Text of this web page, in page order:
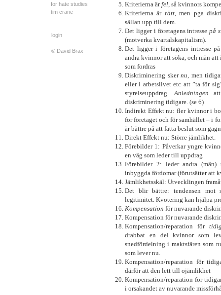
Kriterierna ärfel, så kvinnors
Kriterierna är rätt, men pga
sällan upp till dem.
Det ligger i företagens intressepå
(motverka kvartalskapitalism).
Det ligger i företagens intresse
andra kvinnor att söka, och män
som fordras
Diskriminering skernu, men
eller i arbetslivet etc att ”ta för
styrelseuppdrag.Anledningen
diskriminering tidigare. (se 6)
Indirekt Effekt nu: fler kvinnor i
för företaget och för samhället – i
är bättre på att fatta beslut som
Direkt Effekt nu: Större jämlikhet.
Förebilder 1: Påverkar yngre
en väg som leder till uppdrag
Förebilder 2: leder andra
inbyggda fördomar (förutsätter att
Jämlikhetsskäl: Utvecklingen
Det blir bättre: tendensen
legitimitet. Kvotering kan hjälpa
Kompensation för nuvarande
Kompensation för nuvarande
Kompensation/reparation för
drabbat en del kvinnor som
snedfördelning i maktsfären som
som lever nu.
Kompensation/reparation för
därför att den lett till ojämlikhet
Kompensation/reparation för
i orsakandet av nuvarande
for hate studies
tim crane
login
© David Brax